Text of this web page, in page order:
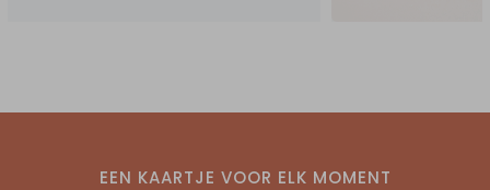
EEN KAARTJE VOOR ELK MOMENT